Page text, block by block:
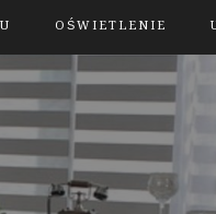
OŚWIETLENIE